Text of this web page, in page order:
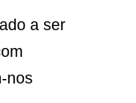
a ser
nos